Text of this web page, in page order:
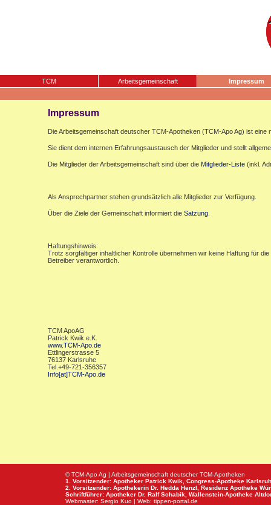
TCM Arbeitsgemeinschaft Impressum
Impressum
Die Arbeitsgemeinschaft deutscher TCM-Apotheken (TCM-Apo Ag) ist eine
Sie dient dem internen Erfahrungsaustausch der Mitglieder und stellt
Die Mitglieder der Arbeitsgemeinschaft sind über die Mitglieder-Liste (inkl.
Als Ansprechpartner stehen grundsätzlich alle Mitglieder zur Verfügung.
Über die Ziele der Gemeinschaft informiert die Satzung
Haftungshinweis:
Trotz sorgfältiger inhaltlicher Kontrolle übernehmen wir keine Haftung für
Betreiber verantwortlich.
TCM ApoAG
Patrick Kwik e.K.
www.TCM-Apo.de
Ettlingerstrasse 5
76137 Karlsruhe
Tel.+49-721-356357
Info[at]TCM-Apo.de
© TCM-Apo Ag | Arbeitsgemeinschaft deutscher TCM-Apotheken
1. Vorsitzender: Apotheker Patrick Kwik, Congress-Apotheke
2. Vorsitzender: Apothekerin Dr. Hedda Henzl, Residenz Apotheke
Schriftführer: Apotheker Dr. Ralf Schabik, Wallenstein-Apotheke
Webmaster: Sergio Kuo | Web: tippen-portal.de